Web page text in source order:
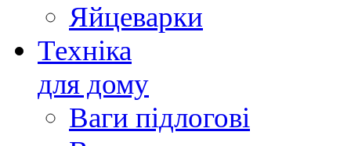
Яйцеварки
Техніка
для дому
Ваги підлогові